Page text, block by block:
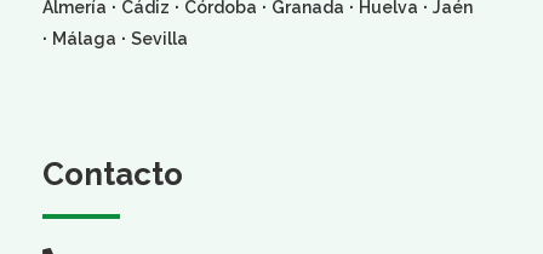
Almería · Cádiz · Córdoba · Granada · Huelva · Jaén
· Málaga · Sevilla
Contacto